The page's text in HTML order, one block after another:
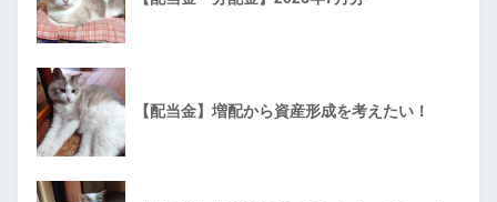
【配当金】増配から資産形成を考えたい！